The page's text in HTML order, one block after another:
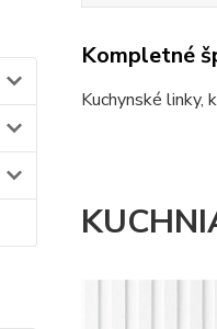
Kompletné
Kuchynské linky,